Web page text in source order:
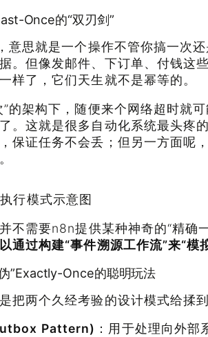
Once的“双刃剑”
意思就是一个操作不管你搞一次
。但像发邮件、下订单、付钱这
样了，它们天生就不是幂等的。
的架构下，随便来个网络超时就
。这就是很多自动化系统最头疼
保证任务不会丢；但另一方面呢
行模式示意图
不需要n8n提供某种神奇的“精确
通过构建“事件溯源工作流”来“模
”Exactly-Once的聪明玩法
把两个久经考验的设计模式给揉
Pattern) ：用于处理向外